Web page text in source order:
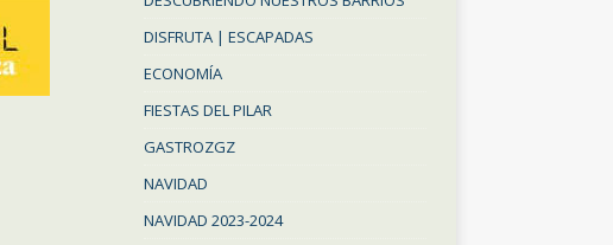
DISFRUTA | ESCAPADAS
ECONOMÍA
FIESTAS DEL PILAR
GASTROZGZ
NAVIDAD
NAVIDAD 2023-2024